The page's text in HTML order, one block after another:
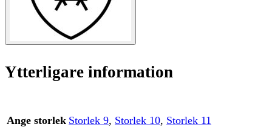
Ytterligare information
Ange storlek Storlek 9, Storlek 10, Storlek 11